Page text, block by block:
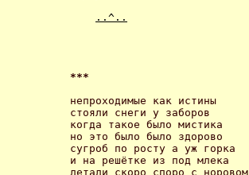
..^..
***
непроходимые как истины
стояли снеги у заборов
когда такое было мистика
но это было было здорово
сугроб по росту а уж горка
и на решётке из под млека
летали скоро споро с норовом